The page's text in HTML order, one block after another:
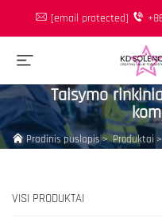
[email protected]
Taisymo
Pradinis puslapis>Produktai >
VISI PRODUKTAI